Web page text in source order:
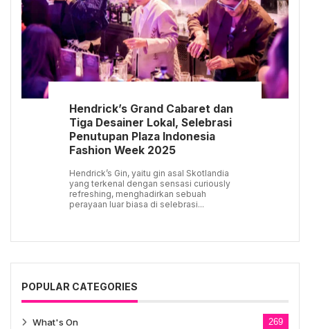
Hendrick’s Grand Cabaret dan
Tiga Desainer Lokal, Selebrasi
Penutupan Plaza Indonesia
Fashion Week 2025
Hendrick’s Gin, yaitu gin asal Skotlandia
yang terkenal dengan sensasi curiously
refreshing, menghadirkan sebuah
perayaan luar biasa di selebrasi...
POPULAR CATEGORIES
What's On 269